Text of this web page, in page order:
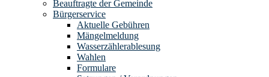
Beauftragte der Gemeinde
Bürgerservice
Aktuelle Gebühren
Mängelmeldung
Wasserzählerablesung
Wahlen
Formulare